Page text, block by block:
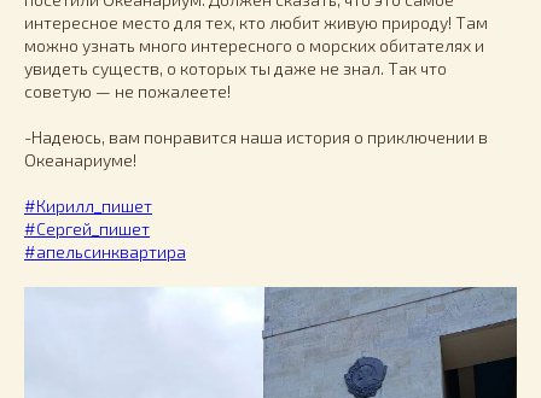
интересное место для тех, кто любит живую природу! Там
можно узнать много интересного о морских обитателях и
увидеть существ, о которых ты даже не знал. Так что
советую — не пожалеете!
-Надеюсь, вам понравится наша история о приключении в
Океанариуме!
#Кирилл_пишет
#Сергей_пишет
#апельсинквартира